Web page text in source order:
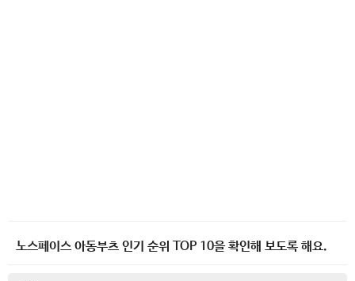
노스페이스 아동부츠 인기 순위 TOP 10을 확인해 보도록 해요.